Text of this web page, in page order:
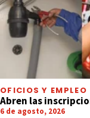
OFICIOS Y EMPLEO
Abren las
6 de agosto, 2026